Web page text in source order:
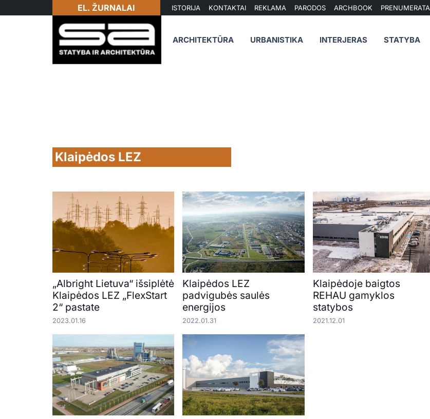
EL. ŽURNALAI ISTORIJA KONTAKTAI REKLAMA PARODOS ARCHBOOK PRENUMERATA
ARCHITEKTŪRA URBANISTIKA INTERJERAS STATYBA
Klaipėdos LEZ
„Albright Lietuva“ išsiplėtė
Klaipėdos LEZ „FlexStart
2“ pastate
2023.01.16
Klaipėdos LEZ
padvigubės saulės
energijos
2022.01.31
Klaipėdoje baigtos
REHAU gamyklos
statybos
2021.12.01